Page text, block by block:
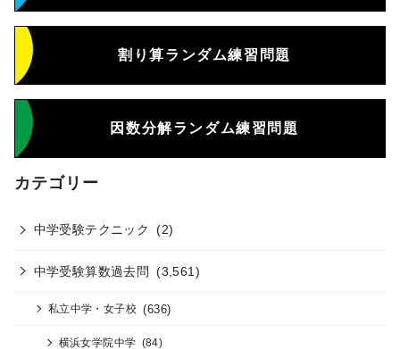
割り算ランダム練習問題
因数分解ランダム練習問題
カテゴリー
中学受験テクニック (2)
中学受験算数過去問 (3,561)
私立中学・女子校 (636)
横浜女学院中学 (84)